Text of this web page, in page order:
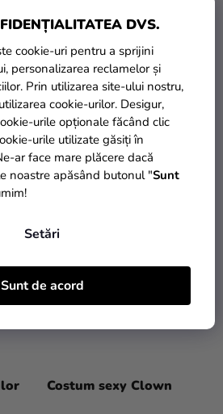
DVS.
cookie-uri pentru a sprijini
personalizarea reclamelor și
Prin utilizarea site-ului nostru,
cookie-urilor. Desigur,
urile opționale făcând clic
urile utilizate găsiți în
ar face mare plăcere dacă
noastre apăsând butonul "Sunt
Setări
Sunt de acord
%)
Costum Puşcăriaşă
de la89,90 Lei
105,45 Lei (până la –14 %)
DETALII
Costum sexy Clown